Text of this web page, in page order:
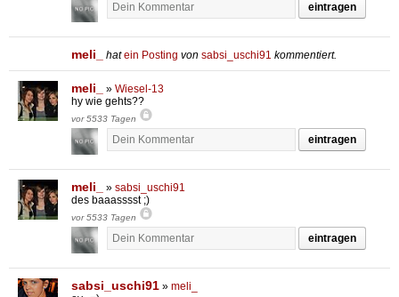
eintragen
meli_ hatein Posting von sabsi_uschi91 kommentiert.
meli_ » Wiesel-13
hy wie gehts??
vor 5533 Tagen
eintragen
meli_ » sabsi_uschi91
des baaasssst ;)
vor 5533 Tagen
eintragen
sabsi_uschi91 » meli_